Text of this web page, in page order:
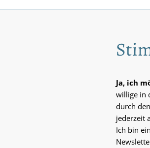
Ja, ich
willige in
durch
jederzeit
Ich bin